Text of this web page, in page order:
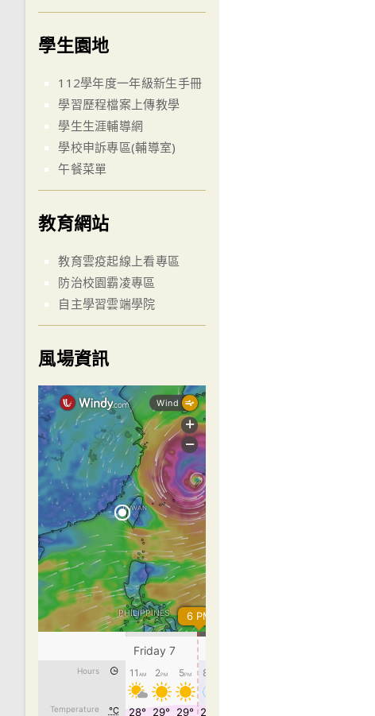
學生園地
112學年度一年級新生手冊
學習歷程檔案上傳教學
學生生涯輔導網
學校申訴專區(輔導室)
午餐菜單
教育網站
教育雲疫起線上看專區
防治校園霸凌專區
自主學習雲端學院
風場資訊